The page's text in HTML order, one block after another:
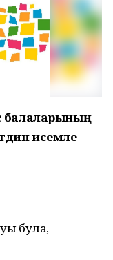
балаларының
исемле
була,